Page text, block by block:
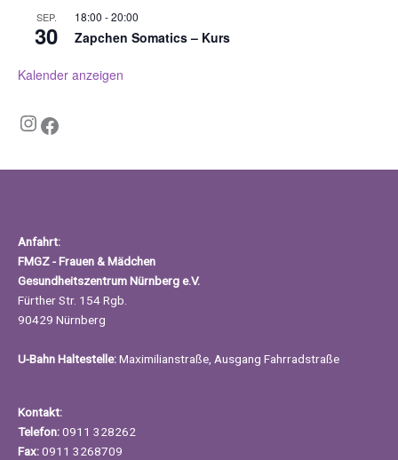
SEP.
30
18:00 -20:00
Zapchen Somatics – Kurs
Kalender anzeigen
InstagramFacebook
Anfahrt:
FMGZ - Frauen & Mädchen
Gesundheitszentrum Nürnberg e.V.
Fürther Str. 154 Rgb.
90429 Nürnberg
U-Bahn Haltestelle:Maximilianstraße, Ausgang Fahrradstraße
Kontakt:
Telefon:0911 328262
Fax:0911 3268709